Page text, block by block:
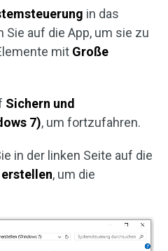
in das
auf die App, um sie zu
mit Große
Sichern und
7), um fortzufahren.
in der linken Seite auf die
, um die